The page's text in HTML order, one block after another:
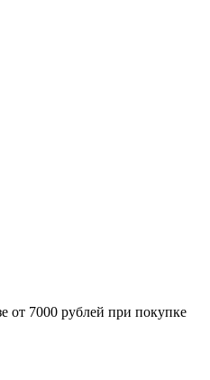
от 7000 рублей при покупке